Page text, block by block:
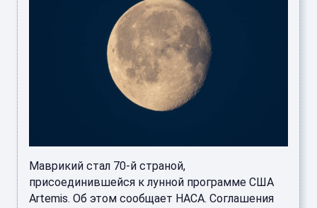
Маврикий стал 70-й страной,
присоединившейся к лунной программе США
Artemis. Об этом сообщает НАСА. Соглашения